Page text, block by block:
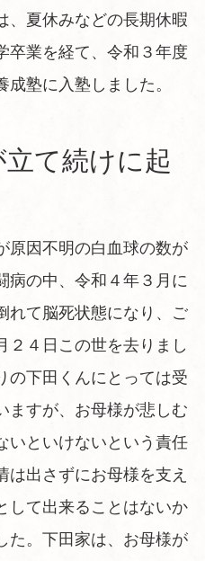
、夏休みなどの長期休暇
卒業を経て、令和３年度
塾に入塾しました。
て続けに起
原因不明の白血球の数が
病の中、令和４年３月に
れて脳死状態になり、ご
２４日この世を去りまし
の下田くんにとっては受
ますが、お母様が悲しむ
いといけないという責任
は出さずにお母様を支え
して出来ることはないか
た。下田家は、お母様が